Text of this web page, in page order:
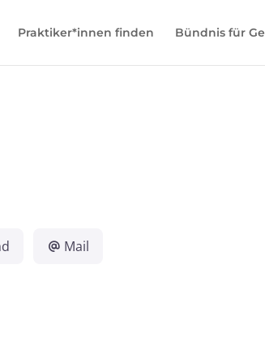
Praktiker*innen finden Bündnis für
Mail